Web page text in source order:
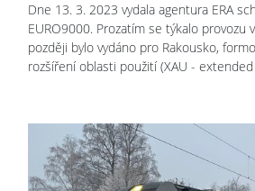
Dne 13. 3. 2023 vydala agentura ERA
EURO9000. Prozatím se týkalo provozu
později bylo vydáno pro Rakousko,
rozšíření oblasti použití (XAU -